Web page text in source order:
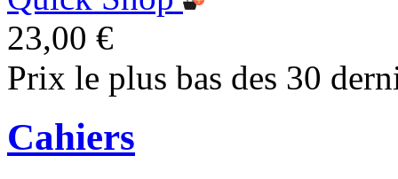
23,00 €
Prix le plus bas des 30
Cahiers